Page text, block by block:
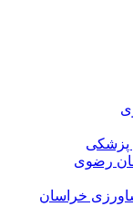
پزشکی
رضوی
خراسان